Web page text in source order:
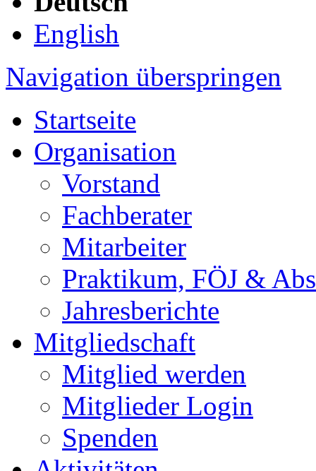
English
Navigation überspringen
Startseite
Organisation
Vorstand
Fachberater
Mitarbeiter
Praktikum, FÖJ &
Jahresberichte
Mitgliedschaft
Mitglied werden
Mitglieder Login
Spenden